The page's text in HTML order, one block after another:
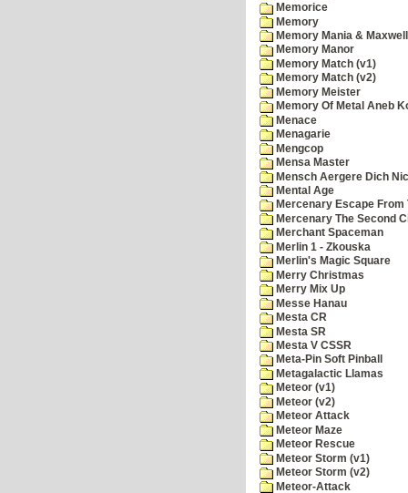
Memorice
Memory
Memory Mania &
Memory Manor
Memory Match (v1)
Memory Match (v2)
Memory Meister
Memory Of Metal Aneb
Menace
Menagarie
Mengcop
Mensa Master
Mensch Aergere Dich
Mental Age
Mercenary Escape From
Mercenary The Second
Merchant Spaceman
Merlin 1 - Zkouska
Merlin's Magic Square
Merry Christmas
Merry Mix Up
Messe Hanau
Mesta CR
Mesta SR
Mesta V CSSR
Meta-Pin Soft Pinball
Metagalactic Llamas
Meteor (v1)
Meteor (v2)
Meteor Attack
Meteor Maze
Meteor Rescue
Meteor Storm (v1)
Meteor Storm (v2)
Meteor-Attack